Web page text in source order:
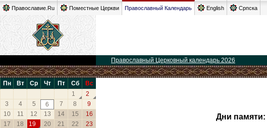
Православие.Ru Поместные Церкви Православный Календарь English Српска
Православный Церковный календарь 2026
Пн Вт Ср Чт Пт Сб
Вс
1
2
3
4 5 6 7 8
9
10
11 12 13 14 15
16
17
18 19 20 21 22
23
Дни памяти: